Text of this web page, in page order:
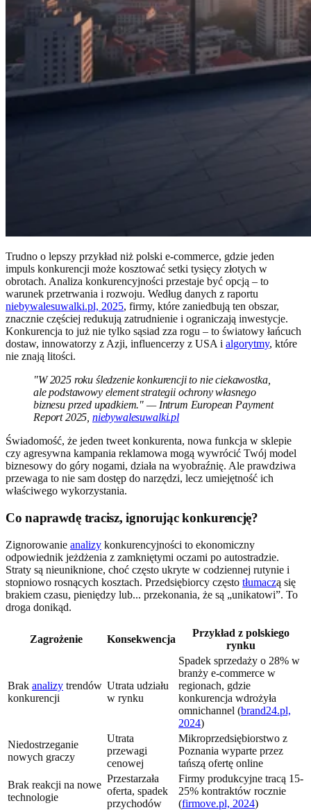
Trudno o lepszy przykład niż polski e-commerce, gdzie jeden
impuls konkurencji może kosztować setki tysięcy złotych w
obrotach. Analiza konkurencyjności przestaje być opcją – to
warunek przetrwania i rozwoju. Według danych z raportu
niebywalesuwalki.pl, 2025, firmy, które zaniedbują ten obszar,
znacznie częściej redukują zatrudnienie i ograniczają inwestycje.
Konkurencja to już nie tylko sąsiad zza rogu – to światowy łańcuch
dostaw, innowatorzy z Azji, influencerzy z USA i algorytmy, które
nie znają litości.
"W 2025 roku śledzenie konkurencji to nie ciekawostka,
ale podstawowy element strategii ochrony własnego
biznesu przed upadkiem." — Intrum European Payment
Report 2025, niebywalesuwalki.pl
Świadomość, że jeden tweet konkurenta, nowa funkcja w sklepie
czy agresywna kampania reklamowa mogą wywrócić Twój model
biznesowy do góry nogami, działa na wyobraźnię. Ale prawdziwa
przewaga to nie sam dostęp do narzędzi, lecz umiejętność ich
właściwego wykorzystania.
Co naprawdę tracisz, ignorując konkurencję?
Zignorowanie analizy konkurencyjności to ekonomiczny
odpowiednik jeżdżenia z zamkniętymi oczami po autostradzie.
Straty są nieuniknione, choć często ukryte w codziennej rutynie i
stopniowo rosnących kosztach. Przedsiębiorcy często tłumaczą się
brakiem czasu, pieniędzy lub... przekonania, że są „unikatowi”. To
droga donikąd.
Zagrożenie Konsekwencja
Przykład z polskiego
rynku
Brak analizy trendów
konkurencji
Utrata udziału
w rynku
Spadek sprzedaży o 28% w
branży e-commerce w
regionach, gdzie
konkurencja wdrożyła
omnichannel (brand24.pl,
2024)
Niedostrzeganie
nowych graczy
Utrata
przewagi
cenowej
Mikroprzedsiębiorstwo z
Poznania wyparte przez
tańszą ofertę online
Brak reakcji na nowe
technologie
Przestarzała
oferta, spadek
przychodów
Firmy produkcyjne tracą 15-
25% kontraktów rocznie
(firmove.pl, 2024)